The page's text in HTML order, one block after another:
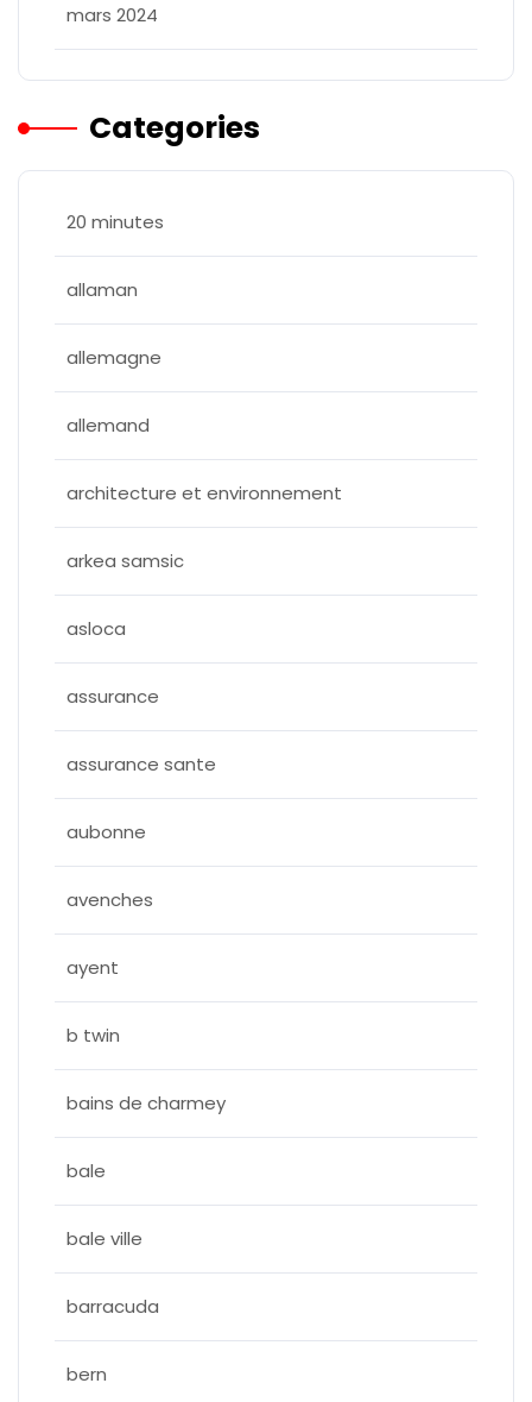
mars 2024
Categories
20 minutes
allaman
allemagne
allemand
architecture et environnement
arkea samsic
asloca
assurance
assurance sante
aubonne
avenches
ayent
b twin
bains de charmey
bale
bale ville
barracuda
bern